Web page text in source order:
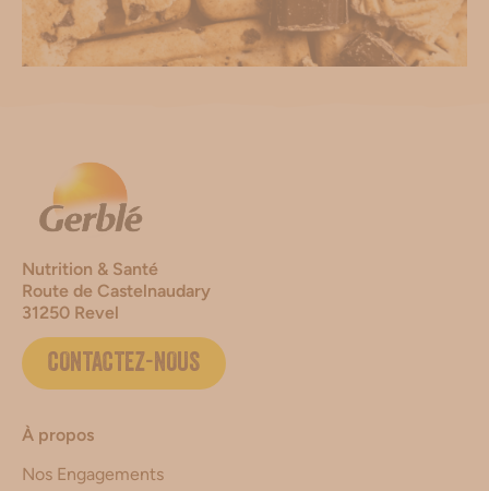
Nutrition & Santé
Route de Castelnaudary
31250 Revel
CONTACTEZ-NOUS
À propos
Nos Engagements